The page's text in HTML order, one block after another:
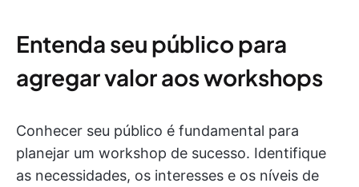
Entenda seu público para
agregar valor aos workshops
Conhecer seu público é fundamental para
planejar um workshop de sucesso. Identifique
as necessidades, os interesses e os níveis de